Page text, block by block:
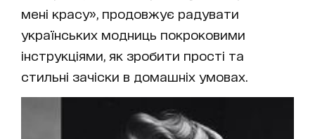
мені красу», продовжує радувати
українських модниць покроковими
інструкціями, як зробити прості та
стильні зачіски в домашніх умовах.